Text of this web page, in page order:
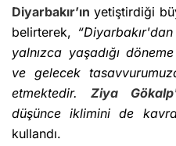
Diyarbakır’ın yetiştirdiği
belirterek,
yalnızca yaşadığı
ve gelecek
etmektedir. Ziya
düşünce iklimini de
kullandı.